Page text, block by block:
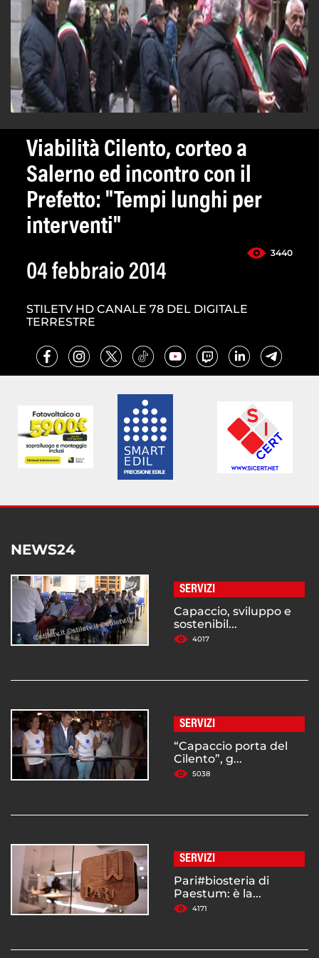
Viabilità Cilento, corteo a
Salerno ed incontro con il
Prefetto: "Tempi lunghi per
interventi"
3440
04 febbraio 2014
STILETV HD CANALE 78 DEL DIGITALE
TERRESTRE
NEWS24
SERVIZI
Capaccio, sviluppo e
sostenibil...
4017
SERVIZI
“Capaccio porta del
Cilento”, g...
5038
SERVIZI
Pari#biosteria di
Paestum: è la...
4171